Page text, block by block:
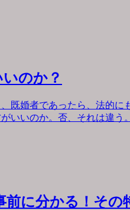
のか？
既婚者であったら、法的に
いいのか。否、それは違う
に分かる！その